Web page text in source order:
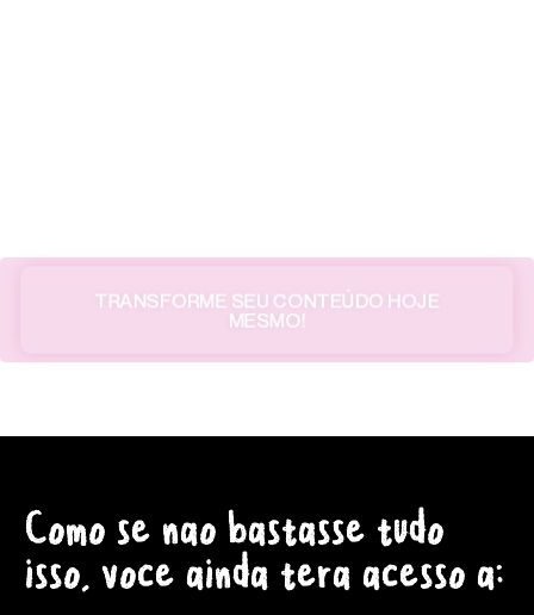
TRANSFORME SEU CONTEÚDO HOJE
MESMO!
Como se nao bastasse tudo
isso, voce ainda tera acesso a: